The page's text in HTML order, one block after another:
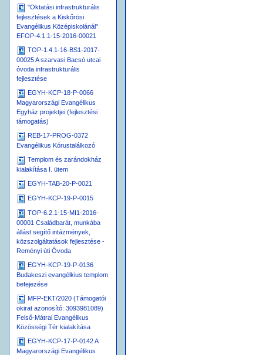
"Oktatási infrastrukturális
fejlesztések a Kiskőrösi
Evangélikus Középiskolánál"
EFOP-4.1.1-15-2016-00021
TOP-1.4.1-16-BS1-2017-
00025 A szarvasi Bacsó utcai
óvoda infrastrukturális
fejlesztése
EGYH-KCP-18-P-0066
Magyarországi Evangélikus
Egyház projektjei (fejlesztési
támogatás)
REB-17-PROG-0372
Evangélikus Kórustalálkozó
Templom és zarándokház
kialakítása I. ütem
EGYH-TAB-20-P-0021
EGYH-KCP-19-P-0015
TOP-6.2.1-15-MI1-2016-
00001 Családbarát, munkába
állást segítő intázmények,
közszolgáltatások fejlesztése -
Reményi úti Óvoda
EGYH-KCP-19-P-0136
Budakeszi evangélkius templom
befejezése
MFP-EKT/2020 (Támogatói
okirat azonosító: 3093981089)
Felső-Mátrai Evangélikus
Közösségi Tér kialakítása
EGYH-KCP-17-P-0142 A
Magyarországi Evangélikus